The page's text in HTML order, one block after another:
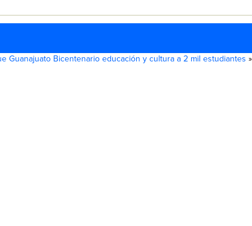
Guanajuato Bicentenario educación y cultura a 2 mil estudiantes »